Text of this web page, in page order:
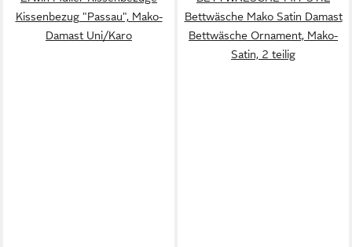
Kissenbezug "Passau", Mako-
Damast Uni/Karo
Bettwäsche Mako Satin Damast
Bettwäsche Ornament, Mako-
Satin, 2 teilig